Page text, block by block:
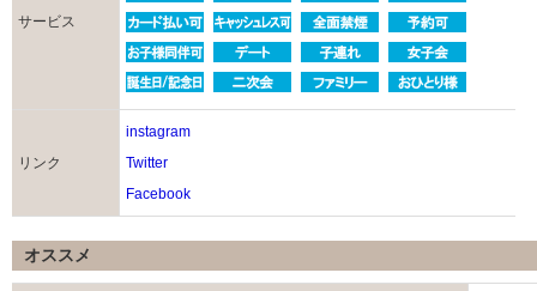
サービス
リンク
instagram
Twitter
Facebook
オススメ